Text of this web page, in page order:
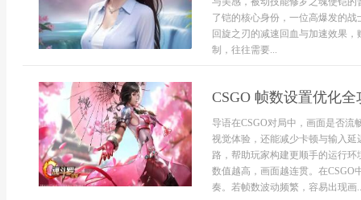
了铠的核心身份，一位高爆发的
回旋之刃的减速回血与加速效果
制，往往需要...
CSGO 帧数设置优化全
导语在CSGO对局中，画面是否流
视觉体验，还能减少卡顿与输入
路，帮助玩家构建更顺手的运行
数值越高，画面越连贯。在CSGO
奏。若帧数波动频繁，容易出现画